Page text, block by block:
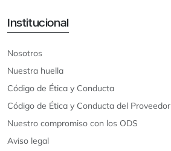
Institucional
Nosotros
Nuestra huella
Código de Ética y Conducta
Código de Ética y Conducta del Proveedor
Nuestro compromiso con los ODS
Aviso legal